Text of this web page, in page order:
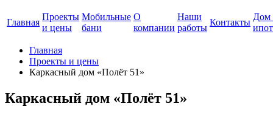
Главная
Проекты
и цены
Мобильные
бани
О
компании
Наши
работы
Контакты
Дом
Главная
Проекты и цены
Каркасный дом «Полёт 51»
Каркасный дом «Полёт 51»